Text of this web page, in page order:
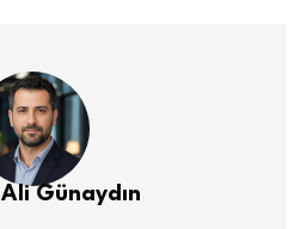
Günaydın